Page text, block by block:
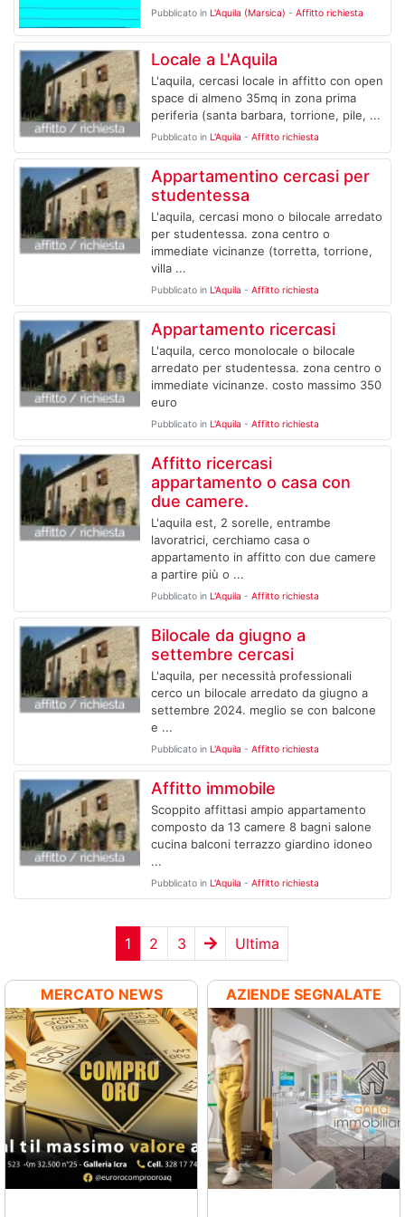
Pubblicato in L'Aquila (Marsica) - Affitto richiesta
Locale a L'Aquila
L'aquila, cercasi locale in affitto con open
space di almeno 35mq in zona prima
periferia (santa barbara, torrione, pile, ...
Pubblicato in L'Aquila - Affitto richiesta
Appartamentino cercasi per
studentessa
L'aquila, cercasi mono o bilocale arredato
per studentessa. zona centro o
immediate vicinanze (torretta, torrione,
villa ...
Pubblicato in L'Aquila - Affitto richiesta
Appartamento ricercasi
L'aquila, cerco monolocale o bilocale
arredato per studentessa. zona centro o
immediate vicinanze. costo massimo 350
euro
Pubblicato in L'Aquila - Affitto richiesta
Affitto ricercasi
appartamento o casa con
due camere.
L'aquila est, 2 sorelle, entrambe
lavoratrici, cerchiamo casa o
appartamento in affitto con due camere
a partire più o ...
Pubblicato in L'Aquila - Affitto richiesta
Bilocale da giugno a
settembre cercasi
L'aquila, per necessità professionali
cerco un bilocale arredato da giugno a
settembre 2024. meglio se con balcone
e ...
Pubblicato in L'Aquila - Affitto richiesta
Affitto immobile
Scoppito affittasi ampio appartamento
composto da 13 camere 8 bagni salone
cucina balconi terrazzo giardino idoneo
...
Pubblicato in L'Aquila - Affitto richiesta
1 2 3 Ultima
MERCATO NEWS AZIENDE SEGNALATE